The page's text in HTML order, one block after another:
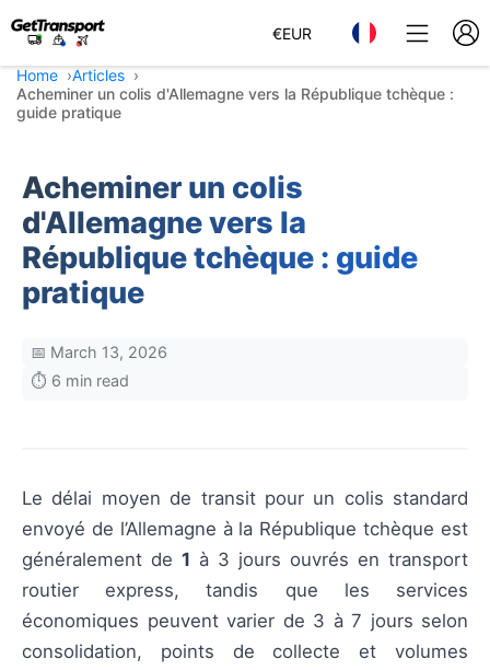
€EUR
Home
Articles
Acheminer un colis d'Allemagne vers la République tchèque :
guide pratique
Acheminer un colis
d'Allemagne vers la
République tchèque : guide
pratique
📅 March 13, 2026
⏱️ 6 min read
Le délai moyen de transit pour un colis standard
envoyé de l’Allemagne à la République tchèque est
généralement de 1 à 3 jours ouvrés en transport
routier express, tandis que les services
économiques peuvent varier de 3 à 7 jours selon
consolidation, points de collecte et volumes